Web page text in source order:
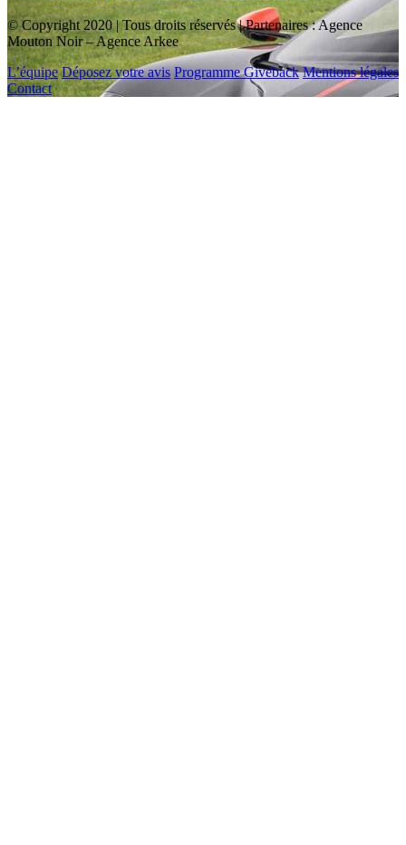
© Copyright 2020 | Tous droits réservés | Partenaires : Agence
Mouton Noir – Agence Arkee
L’équipe Déposez votre avis Programme Giveback Mentions légales
Contact